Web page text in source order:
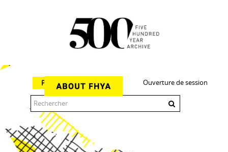
Ouverture de session
Parcourir